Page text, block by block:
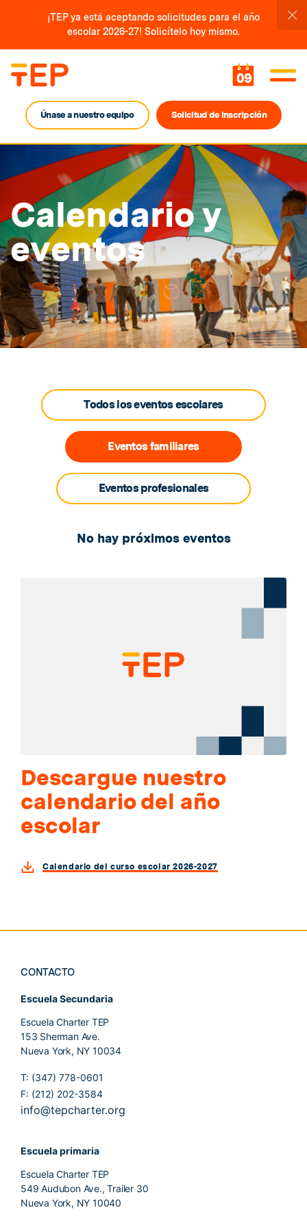
¡TEP ya está aceptando solicitudes para el año
escolar 2026-27! Solicítelo hoy mismo.
09
Únase a nuestro equipo Solicitud de inscripción
Calendario y
eventos
Todos los eventos escolares
Eventos familiares
Eventos profesionales
No hay próximos eventos
Descargue nuestro
calendario del año
escolar
Calendario del curso escolar 2026-2027
CONTACTO
Escuela Secundaria
Escuela Charter TEP
153 Sherman Ave.
Nueva York, NY 10034
T: (347) 778-0601
F: (212) 202-3584
info@tepcharter.org
Escuela primaria
Escuela Charter TEP
549 Audubon Ave., Trailer 30
Nueva York, NY 10040